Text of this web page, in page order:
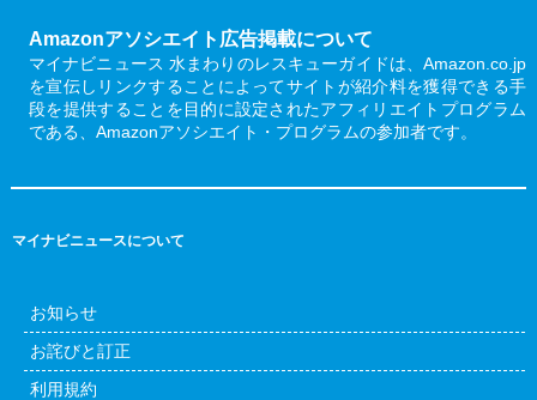
Amazonアソシエイト広告掲載について
マイナビニュース 水まわりのレスキューガイドは、Amazon.co.jp
を宣伝しリンクすることによってサイトが紹介料を獲得できる手
段を提供することを目的に設定されたアフィリエイトプログラム
である、Amazonアソシエイト・プログラムの参加者です。
マイナビニュースについて
お知らせ
お詫びと訂正
利用規約